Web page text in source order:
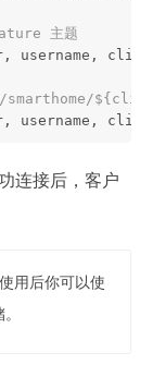
主题
username,
/smarthome/
username,
连接后，客户
用后你可以使